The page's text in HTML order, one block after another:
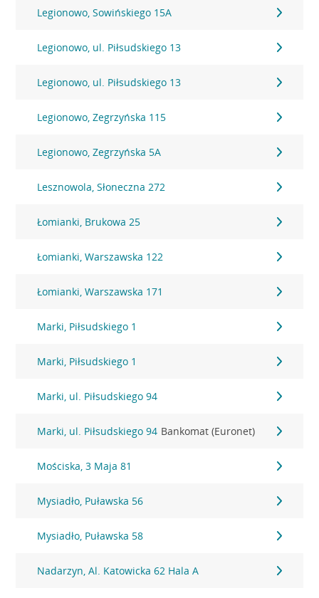
Legionowo, Sowińskiego 15A
Legionowo, ul. Piłsudskiego 13
Legionowo, ul. Piłsudskiego 13
Legionowo, Zegrzyńska 115
Legionowo, Zegrzyńska 5A
Lesznowola, Słoneczna 272
Łomianki, Brukowa 25
Łomianki, Warszawska 122
Łomianki, Warszawska 171
Marki, Piłsudskiego 1
Marki, Piłsudskiego 1
Marki, ul. Piłsudskiego 94
Marki, ul. Piłsudskiego 94 Bankomat (Euronet)
Mościska, 3 Maja 81
Mysiadło, Puławska 56
Mysiadło, Puławska 58
Nadarzyn, Al. Katowicka 62 Hala A